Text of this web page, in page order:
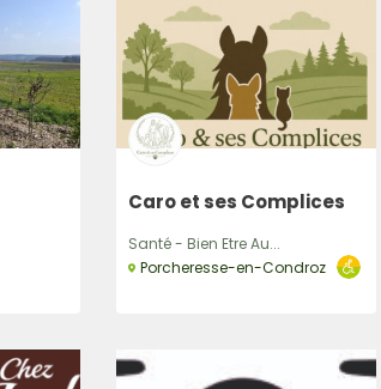
Caro et ses Complices
Santé - Bien Etre Au...
Porcheresse-en-Condroz